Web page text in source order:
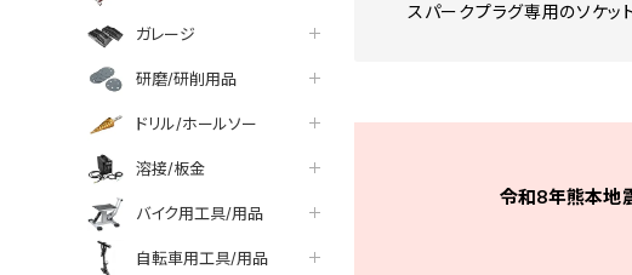
ガレージ
研磨/研削用品
ドリル/ホールソー
溶接/板金
バイク用工具/用品
自転車用工具/用品
スパークプラグ専用のソケット
令和8年熊本地